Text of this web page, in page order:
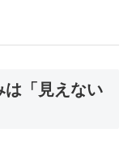
は「見えない